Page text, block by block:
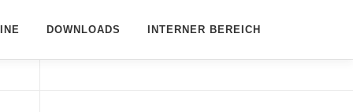
DOWNLOADS INTERNER BEREICH